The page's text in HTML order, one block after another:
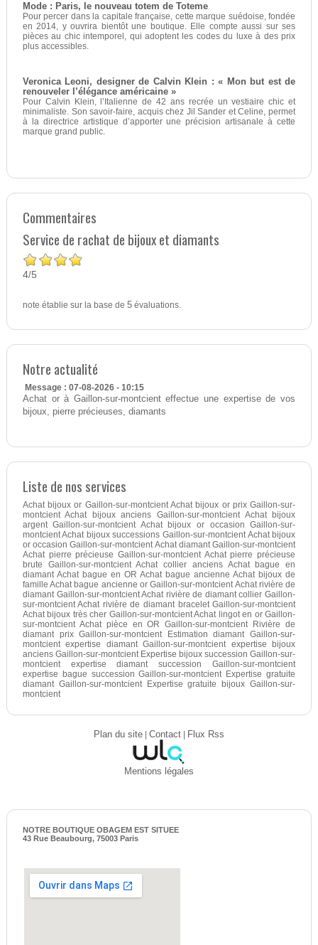
Mode : Paris, le nouveau totem de Toteme
Pour percer dans la capitale française, cette marque suédoise, fondée
en 2014, y ouvrira bientôt une boutique. Elle compte aussi sur ses
pièces au chic intemporel, qui adoptent les codes du luxe à des prix
plus accessibles.
Veronica Leoni, designer de Calvin Klein : « Mon but est de
renouveler l’élégance américaine »
Pour Calvin Klein, l’Italienne de 42 ans recrée un vestiaire chic et
minimaliste. Son savoir-faire, acquis chez Jil Sander et Celine, permet
à la directrice artistique d’apporter une précision artisanale à cette
marque grand public.
Commentaires
Service de rachat de bijoux et diamants
4/5
note établie sur la base de 5évaluations.
Notre actualité
Message : 07-08-2026 - 10:15
Achat or à Gaillon-sur-montcient effectue une expertise de vos
bijoux, pierre précieuses, diamants
Liste de nos services
Achat bijoux or Gaillon-sur-montcient Achat bijoux or prix Gaillon-sur-
montcient Achat bijoux anciens Gaillon-sur-montcient Achat bijoux
argent Gaillon-sur-montcient Achat bijoux or occasion Gaillon-sur-
montcient Achat bijoux successions Gaillon-sur-montcient Achat bijoux
or occasion Gaillon-sur-montcient Achat diamant Gaillon-sur-montcient
Achat pierre précieuse Gaillon-sur-montcient Achat pierre précieuse
brute Gaillon-sur-montcient Achat collier anciens Achat bague en
diamant Achat bague en OR Achat bague ancienne Achat bijoux de
famille Achat bague ancienne or Gaillon-sur-montcient Achat rivière de
diamant Gaillon-sur-montcient Achat rivière de diamant collier Gaillon-
sur-montcient Achat rivière de diamant bracelet Gaillon-sur-montcient
Achat bijoux très cher Gaillon-sur-montcient Achat lingot en or Gaillon-
sur-montcient Achat pièce en OR Gaillon-sur-montcient Rivière de
diamant prix Gaillon-sur-montcient Estimation diamant Gaillon-sur-
montcient expertise diamant Gaillon-sur-montcient expertise bijoux
anciens Gaillon-sur-montcient Expertise bijoux succession Gaillon-sur-
montcient expertise diamant succession Gaillon-sur-montcient
expertise bague succession Gaillon-sur-montcient Expertise gratuite
diamant Gaillon-sur-montcient Expertise gratuite bijoux Gaillon-sur-
montcient
Plan du site| Contact| Flux Rss
Mentions légales
NOTRE BOUTIQUE OBAGEM EST SITUEE
43 Rue Beaubourg, 75003 Paris